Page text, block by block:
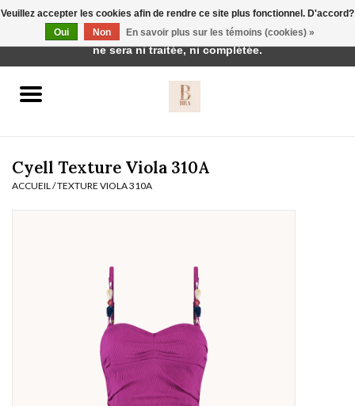
Lingerie-accessoires
Cyell Texture Viola 310A
ACCUEIL /TEXTURE VIOLA 310A
Veuillez accepter les cookies afin de rendre ce site plus fonctionnel. D'accord?
Oui
Non En savoir plus sur les témoins (cookies) »
Cette boutique est en construction. Toute commande passée
ne sera ni traitée, ni complétée.